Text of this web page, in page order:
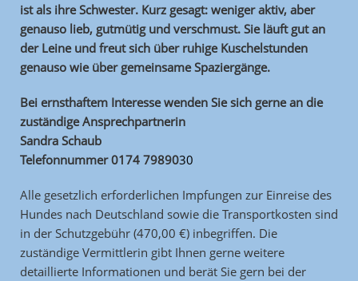
ist als ihre Schwester. Kurz gesagt: weniger aktiv, aber
genauso lieb, gutmütig und verschmust. Sie läuft gut an
der Leine und freut sich über ruhige Kuschelstunden
genauso wie über gemeinsame Spaziergänge.
Bei ernsthaftem Interesse wenden Sie sich gerne an die
zuständige Ansprechpartnerin
Sandra Schaub
Telefonnummer 0174 7989030
Alle gesetzlich erforderlichen Impfungen zur Einreise des
Hundes nach Deutschland sowie die Transportkosten sind
in der Schutzgebühr (470,00 €) inbegriffen. Die
zuständige Vermittlerin gibt Ihnen gerne weitere
detaillierte Informationen und berät Sie gern bei der